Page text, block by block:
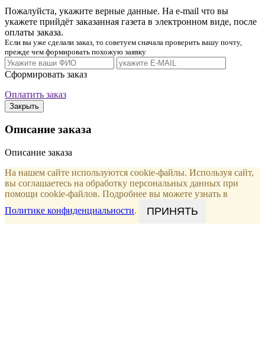
Пожалуйста, укажите верные данные. На e-mail что вы
укажете прийдёт заказанная газета в электронном виде, после
оплаты заказа.
Если вы уже сделали заказ, то советуем сначала проверить вашу почту,
прежде чем формировать похожую заявку
Сформировать заказ
Оплатить заказ
Закрыть
Описание заказа
Описание заказа
На нашем сайте используются cookie-файлы. Используя сайт,
вы соглашаетесь на обработку персональных данных при
помощи cookie-файлов. Подробнее вы можете узнать в
Политике конфиденциальности. ПРИНЯТЬ